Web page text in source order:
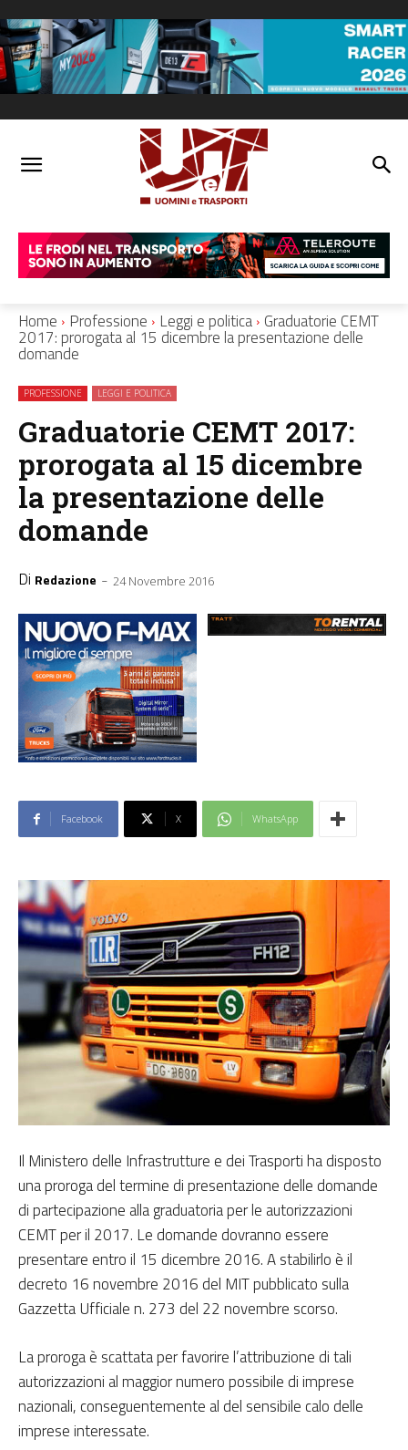
Home Professione Leggi e politica Graduatorie CEMT
2017: prorogata al 15 dicembre la presentazione delle
domande
PROFESSIONE LEGGI E POLITICA
Graduatorie CEMT 2017:
prorogata al 15 dicembre
la presentazione delle
domande
Di Redazione - 24 Novembre 2016
Facebook X WhatsApp
Il Ministero delle Infrastrutture e dei Trasporti ha disposto
una proroga del termine di presentazione delle domande
di partecipazione alla graduatoria per le autorizzazioni
CEMT per il 2017. Le domande dovranno essere
presentare entro il 15 dicembre 2016. A stabilirlo è il
decreto 16 novembre 2016 del MIT pubblicato sulla
Gazzetta Ufficiale n. 273 del 22 novembre scorso.
La proroga è scattata per favorire l’attribuzione di tali
autorizzazioni al maggior numero possibile di imprese
nazionali, conseguentemente al del sensibile calo delle
imprese interessate.